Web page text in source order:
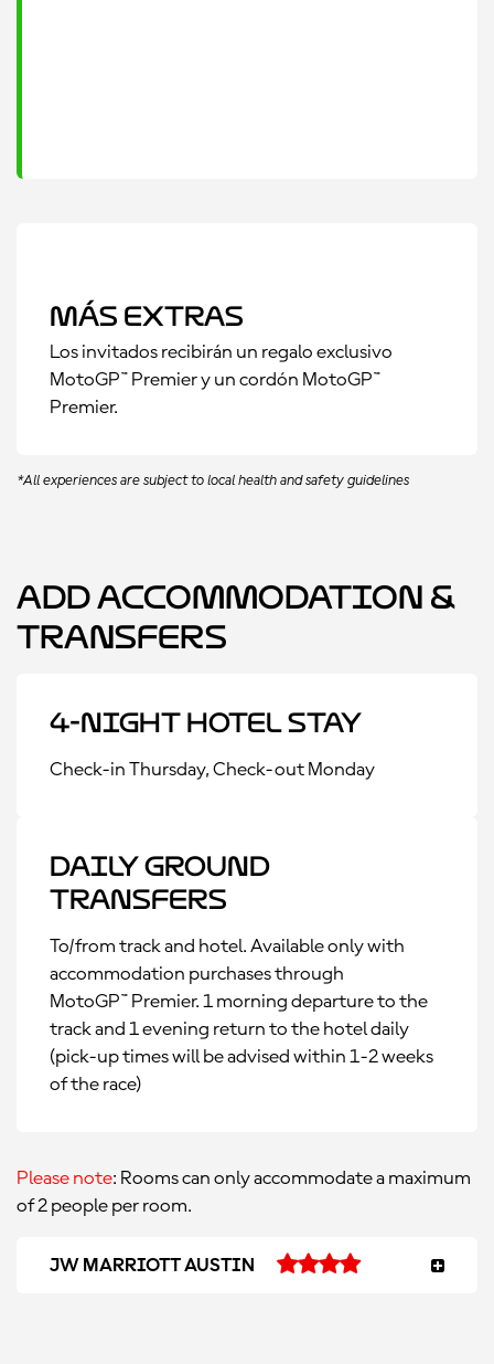
Más Extras
Los invitados recibirán un regalo exclusivo
MotoGP™ Premier y un cordón MotoGP™
Premier.
*All experiences are subject to local health and safety guidelines
Add Accommodation &
Transfers
4-Night Hotel Stay
Check-in Thursday, Check-out Monday
Daily Ground
Transfers
To/from track and hotel. Available only with
accommodation purchases through
MotoGP™ Premier. 1 morning departure to the
track and 1 evening return to the hotel daily
(pick-up times will be advised within 1-2 weeks
of the race)
Please note: Rooms can only accommodate a maximum
of 2 people per room.
JW MARRIOTT AUSTIN